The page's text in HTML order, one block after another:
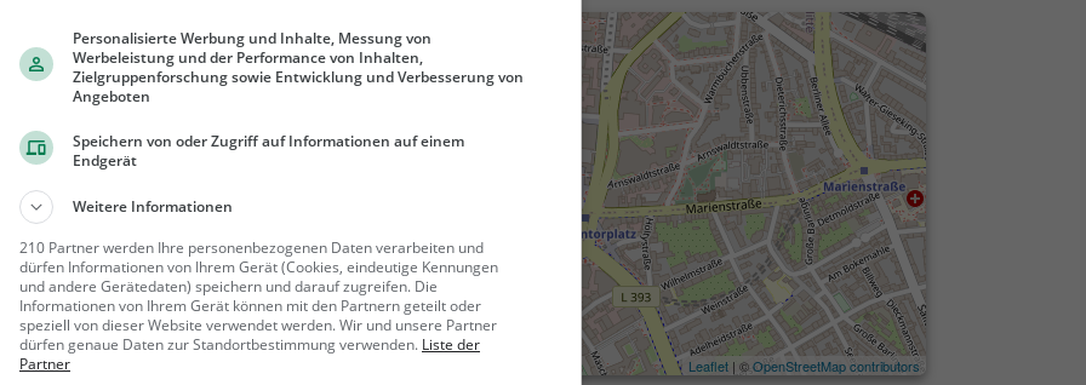
+
−
200 m
500 ft
Leaflet | ©OpenStreetMap contributors
Personalisierte Werbung und Inhalte, Messung von
Werbeleistung und der Performance von Inhalten,
Zielgruppenforschung sowie Entwicklung und Verbesserung von
Angeboten
Speichern von oder Zugriff auf Informationen auf einem
Endgerät
Weitere Informationen
210 Partner werden Ihre personenbezogenen Daten verarbeiten und
dürfen Informationen von Ihrem Gerät (Cookies, eindeutige Kennungen
und andere Gerätedaten) speichern und darauf zugreifen. Die
Informationen von Ihrem Gerät können mit den Partnern geteilt oder
speziell von dieser Website verwendet werden. Wir und unsere Partner
dürfen genaue Daten zur Standortbestimmung verwenden. Liste der
Partner